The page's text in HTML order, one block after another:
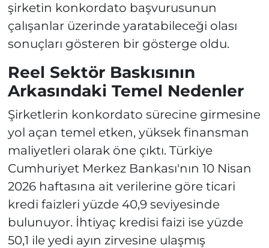
şirketin konkordato başvurusunun
çalışanlar üzerinde yaratabileceği olası
sonuçları gösteren bir gösterge oldu.
Reel Sektör Baskısının
Arkasındaki Temel Nedenler
Şirketlerin konkordato sürecine girmesine
yol açan temel etken, yüksek finansman
maliyetleri olarak öne çıktı. Türkiye
Cumhuriyet Merkez Bankası'nın 10 Nisan
2026 haftasına ait verilerine göre ticari
kredi faizleri yüzde 40,9 seviyesinde
bulunuyor. İhtiyaç kredisi faizi ise yüzde
50,1 ile yedi ayın zirvesine ulaşmış